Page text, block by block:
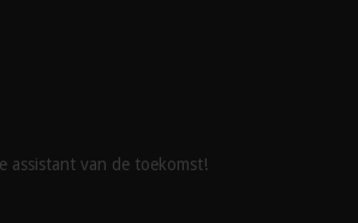
assistant van de toekomst!